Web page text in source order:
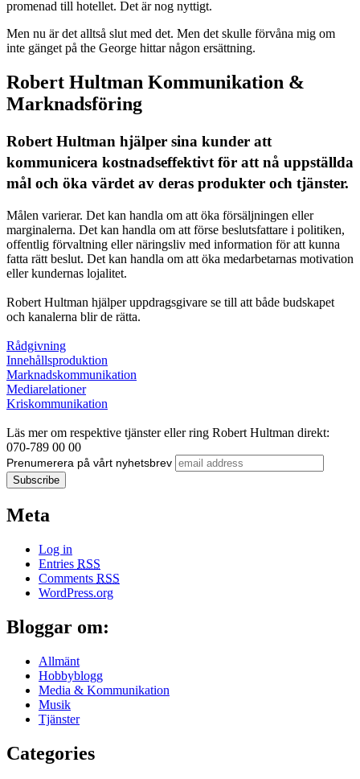
promenad till hotellet. Det är nog nyttigt.
Men nu är det alltså slut med det. Men det skulle förvåna mig om
inte gänget på the George hittar någon ersättning.
Robert Hultman Kommunikation &
Marknadsföring
Robert Hultman hjälper sina kunder att
kommunicera kostnadseffektivt för att nå uppställda
mål och öka värdet av deras produkter och tjänster.
Målen varierar. Det kan handla om att öka försäljningen eller
marginalerna. Det kan handla om att förse beslutsfattare i politiken,
offentlig förvaltning eller näringsliv med information för att kunna
fatta rätt beslut. Det kan handla om att öka medarbetarnas motivation
eller kundernas lojalitet.
Robert Hultman hjälper uppdragsgivare se till att både budskapet
och kanalerna blir de rätta.
Rådgivning
Innehållsproduktion
Marknadskommunikation
Mediarelationer
Kriskommunikation
Läs mer om respektive tjänster eller ring Robert Hultman direkt:
070-789 00 00
Prenumerera på vårt nyhetsbrev
Meta
Log in
Entries RSS
Comments RSS
WordPress.org
Bloggar om:
Allmänt
Hobbyblogg
Media & Kommunikation
Musik
Tjänster
Categories